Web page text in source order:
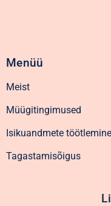
Menüü
Meist
Müügitingimused
Isikuandmete töötlemine
Tagastamisõigus